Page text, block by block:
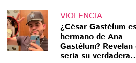
VIOLENCIA
¿César Gastélum
hermano de Ana
Gastélum? Revelan
sería su verdadera